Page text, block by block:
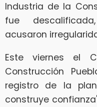
Industria de la
fue
acusaron
Este viernes el
Construcción
registro de la
construye